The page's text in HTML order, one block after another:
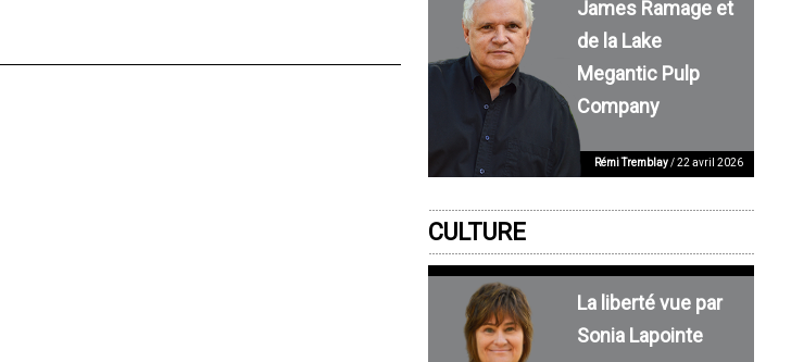
James Ramage et
de la Lake
Megantic Pulp
Company
Rémi Tremblay/ 22 avril 2026
CULTURE
La liberté vue par
Sonia Lapointe